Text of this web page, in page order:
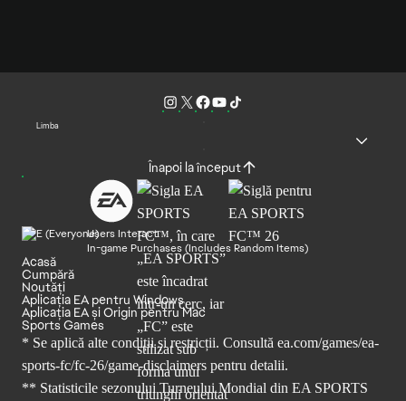
Limba
Înapoi la început
Users Interact
In-game Purchases (Includes Random Items)
Acasă
Cumpără
Noutăți
Aplicația EA pentru Windows
Aplicația EA și Origin pentru Mac
Sports Games
* Se aplică alte condiții și restricții. Consultă ea.com/games/ea-
sports-fc/fc-26/game-disclaimers pentru detalii.
** Statisticile sezonului Turneului Mondial din EA SPORTS